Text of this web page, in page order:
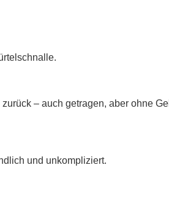
– auch getragen, aber ohne
und unkompliziert.